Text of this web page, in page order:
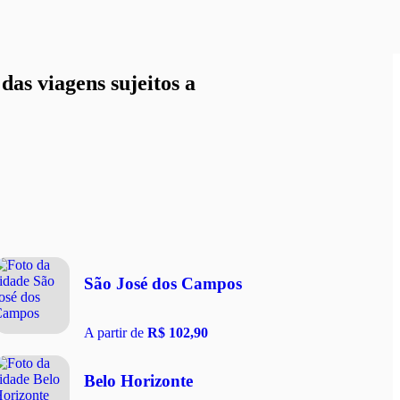
viagens sujeitos a
São José dos Campos
A partir de R$ 102,90
Belo Horizonte